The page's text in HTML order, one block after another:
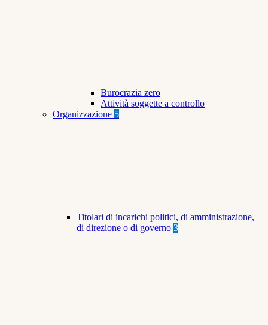
Burocrazia zero
Attività soggette a controllo
Organizzazione 5
Titolari di incarichi politici, di amministrazione,
di direzione o di governo 3